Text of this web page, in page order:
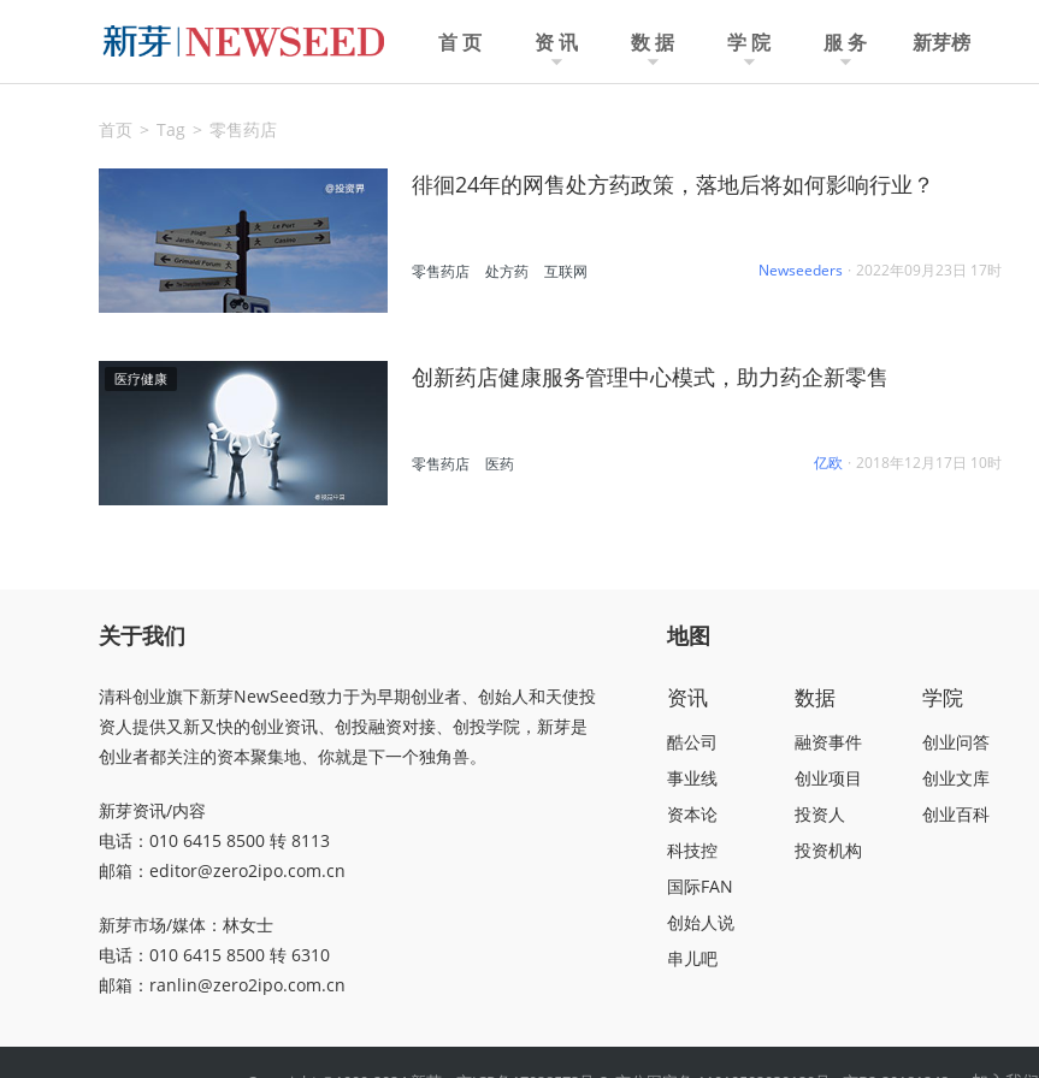
首 页 资 讯 数 据 学 院 服 务 新芽榜
首页 Tag 零售药店
徘徊24年的网售处方药政策，落地后将如何影响行业？
Newseeders · 2022年09月23日 17时
零售药店 处方药 互联网
医疗健康 创新药店健康服务管理中心模式，助力药企新零售
亿欧 · 2018年12月17日 10时
零售药店 医药
关于我们
清科创业旗下新芽NewSeed致力于为早期创业者、创始人和天使投
资人提供又新又快的创业资讯、创投融资对接、创投学院，新芽是
创业者都关注的资本聚集地、你就是下一个独角兽。
新芽资讯/内容
电话：010 6415 8500 转 8113
邮箱： editor@zero2ipo.com.cn
新芽市场/媒体：林女士
电话：010 6415 8500 转 6310
邮箱： ranlin@zero2ipo.com.cn
地图
资讯
酷公司
事业线
资本论
科技控
国际FAN
创始人说
串儿吧
数据
融资事件
创业项目
投资人
投资机构
学院
创业问答
创业文库
创业百科